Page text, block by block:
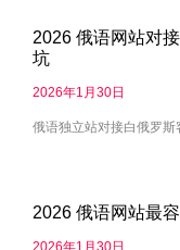
2026 俄语网站对
坑
2026年1月30日
俄语独立站对接白俄罗斯
2026 俄语网站最
2026年1月30日